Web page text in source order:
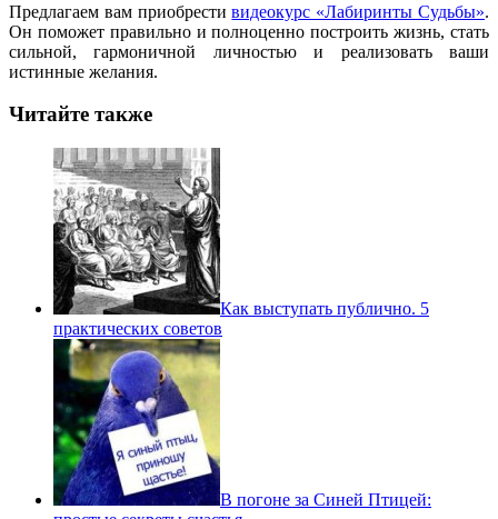
Предлагаем вам приобрестивидеокурс «Лабиринты Судьбы».
Он поможет правильно и полноценно построить жизнь, стать
сильной, гармоничной личностью и реализовать ваши
истинные желания.
Читайте также
Как выступать публично. 5
практических советов
В погоне за Синей Птицей: